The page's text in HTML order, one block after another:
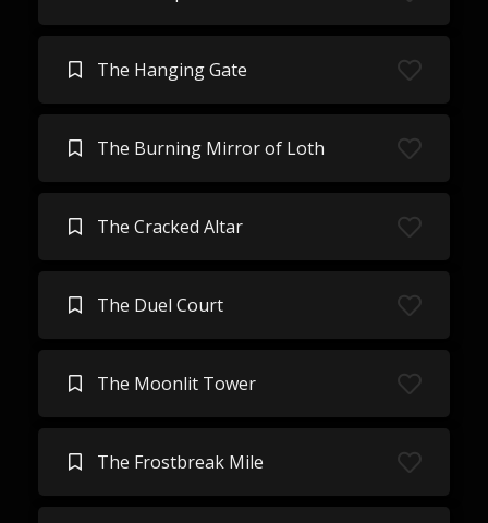
The Hanging Gate
The Burning Mirror of Loth
The Cracked Altar
The Duel Court
The Moonlit Tower
The Frostbreak Mile